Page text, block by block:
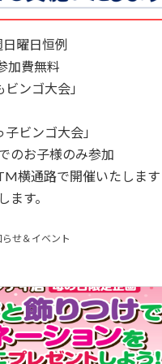
曜日恒例
加費無料
ンゴ大会」
ビンゴ大会」
のお子様のみ参加
横通路で開催いたします
ます。
らせ＆イベント